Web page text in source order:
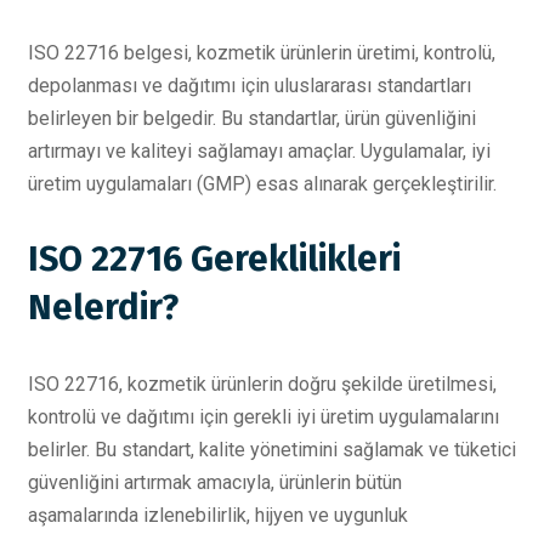
ISO 22716 belgesi, kozmetik ürünlerin üretimi, kontrolü,
depolanması ve dağıtımı için uluslararası standartları
belirleyen bir belgedir. Bu standartlar, ürün güvenliğini
artırmayı ve kaliteyi sağlamayı amaçlar. Uygulamalar, iyi
üretim uygulamaları (GMP) esas alınarak gerçekleştirilir.
ISO 22716 Gereklilikleri
Nelerdir?
ISO 22716, kozmetik ürünlerin doğru şekilde üretilmesi,
kontrolü ve dağıtımı için gerekli iyi üretim uygulamalarını
belirler. Bu standart, kalite yönetimini sağlamak ve tüketici
güvenliğini artırmak amacıyla, ürünlerin bütün
aşamalarında izlenebilirlik, hijyen ve uygunluk